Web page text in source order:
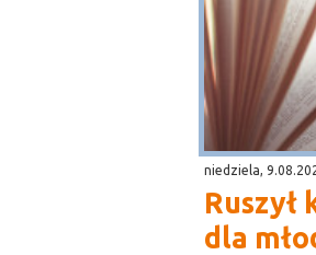
niedziela,
dla